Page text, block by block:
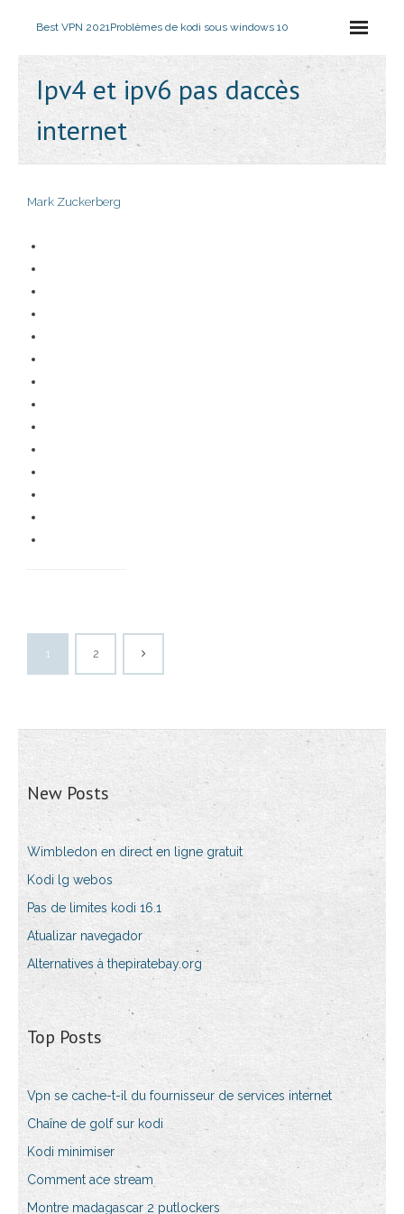
Best VPN 2021Problèmes de kodi sous windows 10
Ipv4 et ipv6 pas daccès
internet
Mark Zuckerberg
1 2
New Posts
Wimbledon en direct en ligne gratuit
Kodi lg webos
Pas de limites kodi 16.1
Atualizar navegador
Alternatives à thepiratebay.org
Top Posts
Vpn se cache-t-il du fournisseur de services internet
Chaîne de golf sur kodi
Kodi minimiser
Comment ace stream
Montre madagascar 2 putlockers